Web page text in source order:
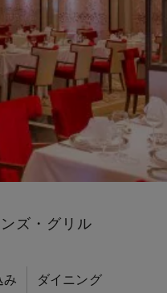
ズ・グリル
み ダイニング